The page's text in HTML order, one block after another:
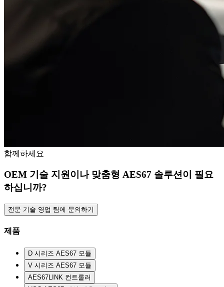
함께하세요
OEM 기술 지원이나 맞춤형 AES67 솔루션이 필요
하십니까?
전문 기술 영업 팀에 문의하기
제품
D 시리즈 AES67 모듈
V 시리즈 AES67 모듈
AES67LINK 컨트롤러